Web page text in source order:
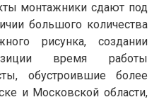
монтажники сдают под
большого количества
рисунка, создании
время работы
обустроившие более
и Московской области,